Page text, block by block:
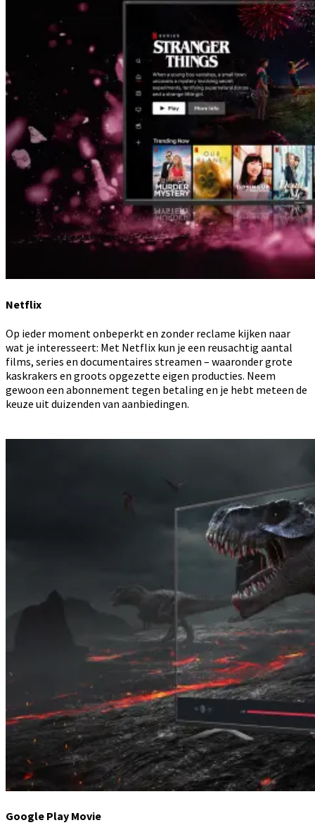
Netflix
Op ieder moment onbeperkt en zonder reclame kijken naar
wat je interesseert: Met Netflix kun je een reusachtig aantal
films, series en documentaires streamen – waaronder grote
kaskrakers en groots opgezette eigen producties. Neem
gewoon een abonnement tegen betaling en je hebt meteen de
keuze uit duizenden van aanbiedingen.
Google Play Movie